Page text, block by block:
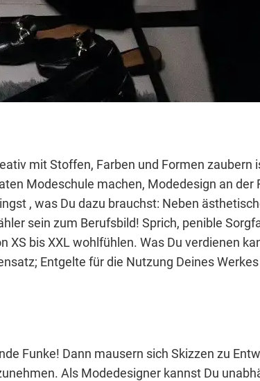
mit Stoffen, Farben und Formen zaubern
Modeschule machen, Modedesign an
, was Du dazu brauchst: Neben
sein zum Berufsbild! Sprich, penible
bis XXL wohlfühlen. Was Du verdienen
Entgelte für die Nutzung Deines
Funke! Dann mausern sich Skizzen zu
Als Modedesigner kannst Du